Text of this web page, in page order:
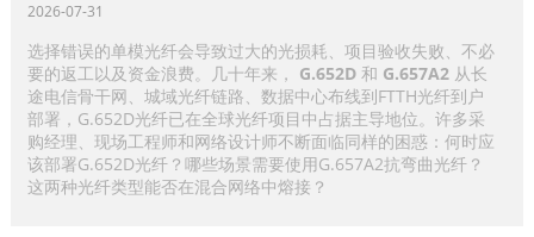
2026-07-31
选择错误的单模光纤会导致过大的光损耗、项目验收失败、不必
要的返工以及资金浪费。几十年来， G.652D和 G.657A2从长
途电信骨干网、城域光纤链路、数据中心布线到FTTH光纤到户
部署，G.652D光纤已在全球光纤项目中占据主导地位。许多采
购经理、现场工程师和网络设计师不断面临同样的困惑：何时应
该部署G.652D光纤？哪些场景需要使用G.657A2抗弯曲光纤？
这两种光纤类型能否在混合网络中熔接？